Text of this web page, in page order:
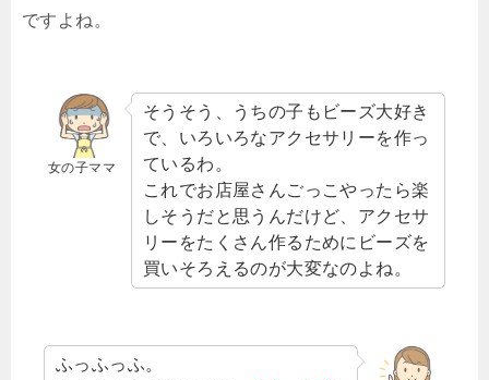
ですよね。
女の子ママ
そうそう、うちの子もビーズ大好き
で、いろいろなアクセサリーを作っ
ているわ。
これでお店屋さんごっこやったら楽
しそうだと思うんだけど、アクセサ
リーをたくさん作るためにビーズを
買いそろえるのが大変なのよね。
ふっふっふ。